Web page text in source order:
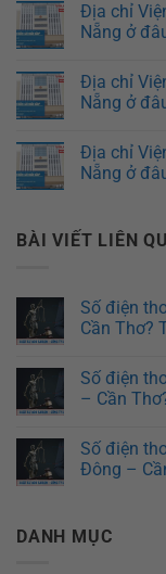
Địa chỉ
Nẵng ở
Địa chỉ
Nẵng ở
Địa chỉ
Nẵng ở
BÀI VIẾT LIÊN
Số điện
Cần Thơ?
Số điện
– Cần
Số điện
Đông –
DANH MỤC